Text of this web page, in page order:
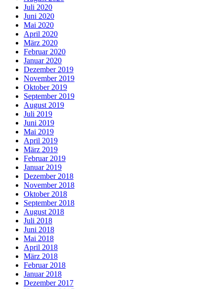
Juli 2020
Juni 2020
Mai 2020
April 2020
März 2020
Februar 2020
Januar 2020
Dezember 2019
November 2019
Oktober 2019
September 2019
August 2019
Juli 2019
Juni 2019
Mai 2019
April 2019
März 2019
Februar 2019
Januar 2019
Dezember 2018
November 2018
Oktober 2018
September 2018
August 2018
Juli 2018
Juni 2018
Mai 2018
April 2018
März 2018
Februar 2018
Januar 2018
Dezember 2017